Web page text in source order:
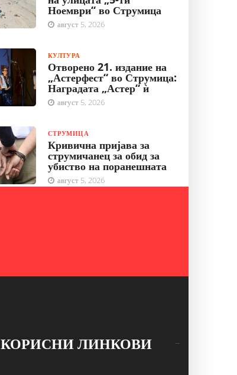
Ноември“ во Струмица
август 5, 2026
КУЛТУРА
Отворено 21. издание на
„Астерфест“ во Струмица:
Наградата „Астер“ ѝ
август 5, 2026
СТРУМИЦА
Кривична пријава за
струмичанец за обид за
убиство на поранешната
август 5, 2026
КОРИСНИ ЛИНКОВИ